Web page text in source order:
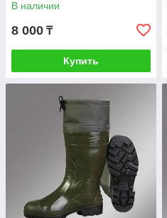
кликнуть на
«Купить» и
заполнить
форму
заявки.
нами можно
связаться
телефону
В наличии
8 000 ₸
Купить